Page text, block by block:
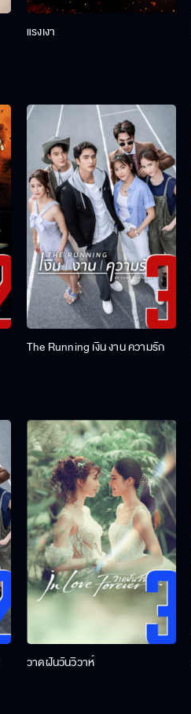
แรงเงา
The Running เงิน งาน ความรัก
วาดฝันวันวิวาห์